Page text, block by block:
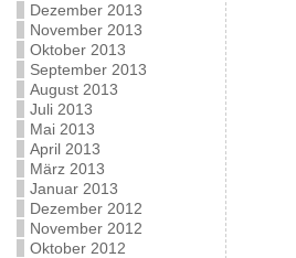
Dezember 2013
November 2013
Oktober 2013
September 2013
August 2013
Juli 2013
Mai 2013
April 2013
März 2013
Januar 2013
Dezember 2012
November 2012
Oktober 2012